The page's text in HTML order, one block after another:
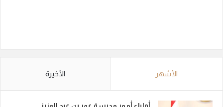
الأشهر الأخيرة